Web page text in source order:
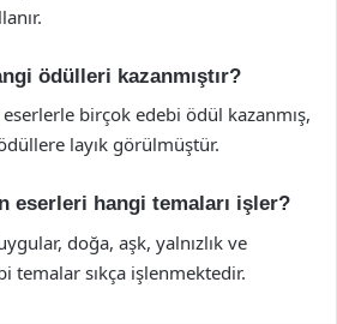
ödülleri kazanmıştır?
eserlerle birçok edebi ödül kazanmış,
layık görülmüştür.
eserleri hangi temaları işler?
doğa, aşk, yalnızlık ve
temalar sıkça işlenmektedir.